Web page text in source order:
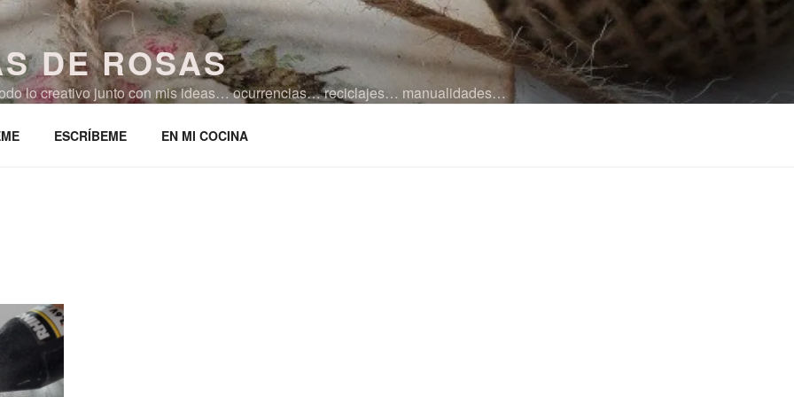
DE ROSAS
lo creativo junto con mis ideas… ocurrencias… reciclajes… manualidades…
ESCRÍBEME EN MI COCINA